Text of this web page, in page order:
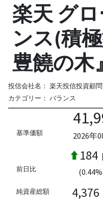
楽天 グ
ンス(積
豊饒の木』
投信会社名： 楽天投信投資顧問
カテゴリー： バランス
基準価額
2026年
前日比
184
純資産総額 4,376